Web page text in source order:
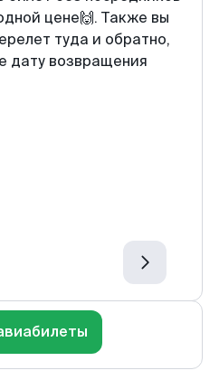
цене🙌. Также вы
туда и обратно,
дату возвращения